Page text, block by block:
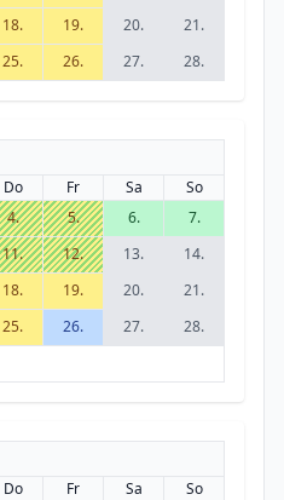
18. 19. 20.
21.
25. 26. 27. 28.
Do Fr Sa
So
4. 5. 6.
7.
11. 12. 13.
14.
18. 19. 20.
21.
25. 26. 27.
28.
Do Fr Sa
So